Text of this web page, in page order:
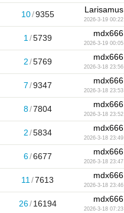
10/9355 Larisamus
2026-3-19 00:22
1 /5739 mdx666
2026-3-19 00:05
2/5769 mdx666
2026-3-18 23:56
7/9347 mdx666
2026-3-18 23:53
8/7804 mdx666
2026-3-18 23:52
2/5834 mdx666
2026-3-18 23:49
6/6677 mdx666
2026-3-18 23:47
11 /7613 mdx666
2026-3-18 23:46
26/ 16194 mdx666
2026-3-18 07:23